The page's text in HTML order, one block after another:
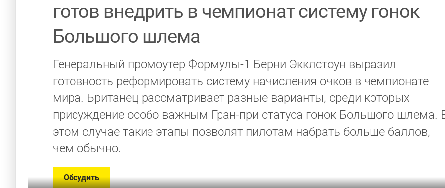
готов внедрить в чемпионат систему гонок
Большого шлема
Генеральный промоутер Формулы-1 Берни Экклстоун выразил
готовность реформировать систему начисления очков в чемпионате
мира. Британец рассматривает разные варианты, среди которых
присуждение особо важным Гран-при статуса гонок Большого шлема.
этом случае такие этапы позволят пилотам набрать больше баллов,
чем обычно.
Обсудить